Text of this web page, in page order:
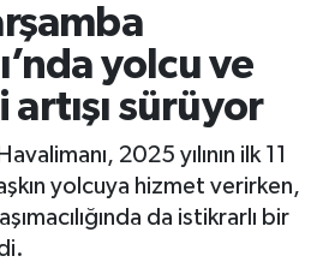
yolcu ve
sürüyor
2025 yılının ilk 11
yolcuya hizmet verirken,
da istikrarlı bir